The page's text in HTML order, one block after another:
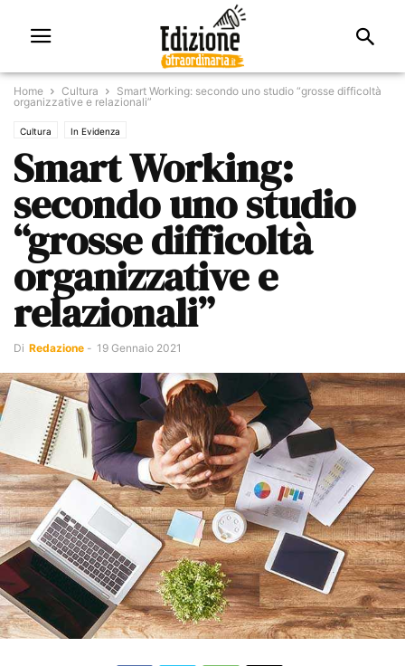
Home Cultura
Smart Working: secondo uno studio “grosse difficoltà
organizzative e relazionali”
Cultura In Evidenza
Smart Working:
secondo uno studio
“grosse difficoltà
organizzative e
relazionali”
Di Redazione - 19 Gennaio 2021